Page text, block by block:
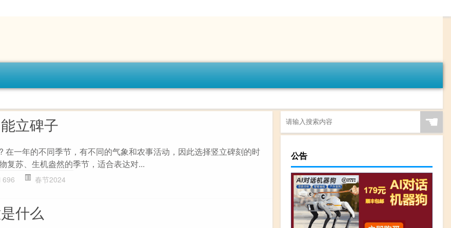
立碑子
在一年的不同季节，有不同的气象和农事活动，因此选择竖立碑刻的时
复苏、生机盎然的季节，适合表达对...
696 春节2024
什么
☚
公告